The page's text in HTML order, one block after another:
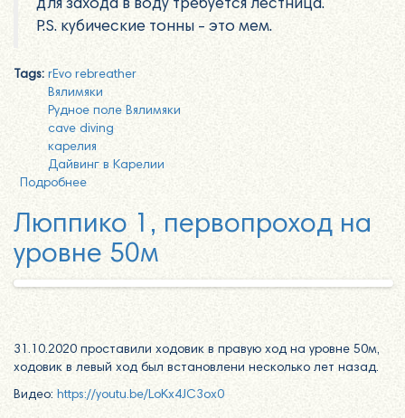
для захода в воду требуется лестница.
P.S. кубические тонны - это мем.
Tags: rEvo rebreather
Вялимяки
Рудное поле Вялимяки
cave diving
карелия
Дайвинг в Карелии
Подробнее
Люппико 1, первопроход на
уровне 50м
31.10.2020 проставили ходовик в правую ход на уровне 50м,
ходовик в левый ход был встановлени несколько лет назад.
Видео: https://youtu.be/LoKx4JC3ox0